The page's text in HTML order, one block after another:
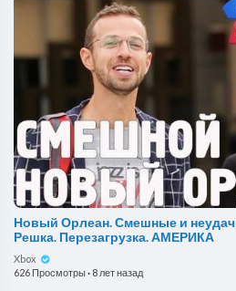
Новый Орлеан. Смешные и
Решка. Перезагрузка. АМЕРИКА
Xbox
626 Просмотры· 8 лет назад